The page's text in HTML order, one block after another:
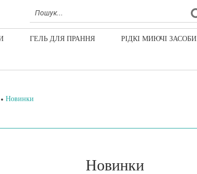
ГЕЛЬ ДЛЯ ПРАННЯ РІДКІ МИЮЧІ ЗАСОБИ
Новинки
Новинки